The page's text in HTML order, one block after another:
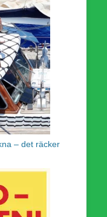
– det räcker